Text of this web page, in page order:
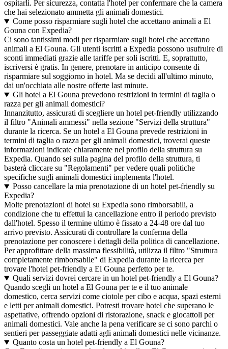
ospitarli. Per sicurezza, contatta l'hotel per confermare che la camera
che hai selezionato ammetta gli animali domestici.
Come posso risparmiare sugli hotel che accettano animali a El
Gouna con Expedia?
Ci sono tantissimi modi per risparmiare sugli hotel che accettano
animali a El Gouna. Gli utenti iscritti a Expedia possono usufruire di
sconti immediati grazie alle tariffe per soli iscritti. E, soprattutto,
iscriversi è gratis. In genere, prenotare in anticipo consente di
risparmiare sul soggiorno in hotel. Ma se decidi all'ultimo minuto,
dai un'occhiata alle nostre offerte last minute.
Gli hotel a El Gouna prevedono restrizioni in termini di taglia o
razza per gli animali domestici?
Innanzitutto, assicurati di scegliere un hotel pet-friendly utilizzando
il filtro "Animali ammessi" nella sezione "Servizi della struttura"
durante la ricerca. Se un hotel a El Gouna prevede restrizioni in
termini di taglia o razza per gli animali domestici, troverai queste
informazioni indicate chiaramente nel profilo della struttura su
Expedia. Quando sei sulla pagina del profilo della struttura, ti
basterà cliccare su "Regolamenti" per vedere quali politiche
specifiche sugli animali domestici implementa l'hotel.
Posso cancellare la mia prenotazione di un hotel pet-friendly su
Expedia?
Molte prenotazioni di hotel su Expedia sono rimborsabili, a
condizione che tu effettui la cancellazione entro il periodo previsto
dall'hotel. Spesso il termine ultimo è fissato a 24-48 ore dal tuo
arrivo previsto. Assicurati di controllare la conferma della
prenotazione per conoscere i dettagli della politica di cancellazione.
Per approfittare della massima flessibilità, utilizza il filtro "Struttura
completamente rimborsabile" di Expedia durante la ricerca per
trovare l'hotel pet-friendly a El Gouna perfetto per te.
Quali servizi dovrei cercare in un hotel pet-friendly a El Gouna?
Quando scegli un hotel a El Gouna per te e il tuo animale
domestico, cerca servizi come ciotole per cibo e acqua, spazi esterni
e letti per animali domestici. Potresti trovare hotel che superano le
aspettative, offrendo opzioni di ristorazione, snack e giocattoli per
animali domestici. Vale anche la pena verificare se ci sono parchi o
sentieri per passeggiate adatti agli animali domestici nelle vicinanze.
Quanto costa un hotel pet-friendly a El Gouna?